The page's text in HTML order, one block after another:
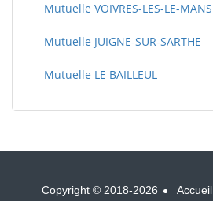
Mutuelle VOIVRES-LES-LE-MANS
Mutuelle JUIGNE-SUR-SARTHE
Mutuelle LE BAILLEUL
Copyright © 2018-2026 Accueil